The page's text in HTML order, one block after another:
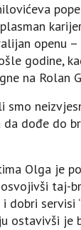
openu
godine,
na Rolan
smo
dođe do
Olga je
taj-
dobri servisi
ostavivši je